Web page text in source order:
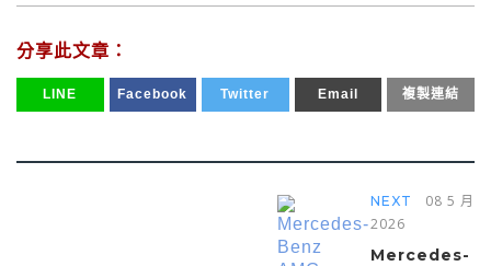
分享此文章：
LINE Facebook Twitter Email 複製連結
NEXT
08 5 月
2026
Mercedes-